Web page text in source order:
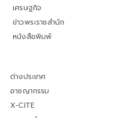
เศรษฐกิจ
ข่าวพระราชสำนัก
หนังสือพิมพ์
ต่างประเทศ
อาชญากรรม
X-CITE